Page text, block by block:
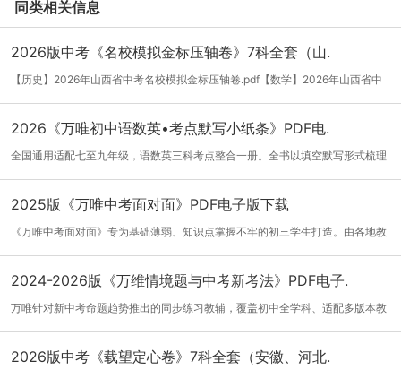
同类相关信息
2026版中考《名校模拟金标压轴卷》7科全套（山.
【历史】2026年山西省中考名校模拟金标压轴卷.pdf【数学】2026年山西省中
考名校模...[详细]
2026《万唯初中语数英•考点默写小纸条》PDF电.
全国通用适配七至九年级，语数英三科考点整合一册。全书以填空默写形式梳理
三年核...[详细]
2025版《万唯中考面对面》PDF电子版下载
《万唯中考面对面》专为基础薄弱、知识点掌握不牢的初三学生打造。由各地教
研员、...[详细]
2024-2026版《万维情境题与中考新考法》PDF电子.
万唯针对新中考命题趋势推出的同步练习教辅，覆盖初中全学科、适配多版本教
材，全...[详细]
2026版中考《载望定心卷》7科全套（安徽、河北.